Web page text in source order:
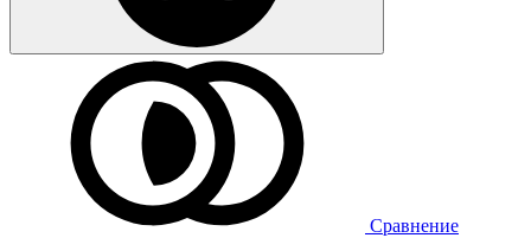
Сравнение